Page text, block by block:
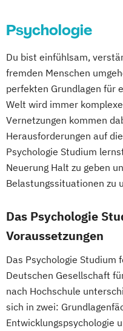
Psychologie
Du bist einfühlsam,
fremden Menschen
perfekten Grundlagen für
Welt wird immer
Vernetzungen kommen
Herausforderungen auf
Psychologie Studium
Neuerung Halt zu geben
Belastungssituationen zu
Das Psychologie
Voraussetzungen
Das Psychologie Studium
Deutschen Gesellschaft
nach Hochschule
sich in zwei:
Entwicklungspsychologie